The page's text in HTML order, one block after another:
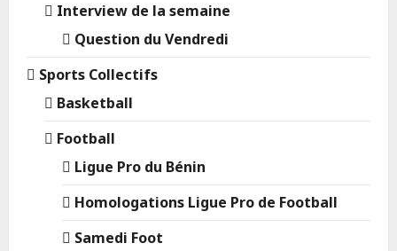
Interview de la semaine
Question du Vendredi
Sports Collectifs
Basketball
Football
Ligue Pro du Bénin
Homologations Ligue Pro de Football
Samedi Foot